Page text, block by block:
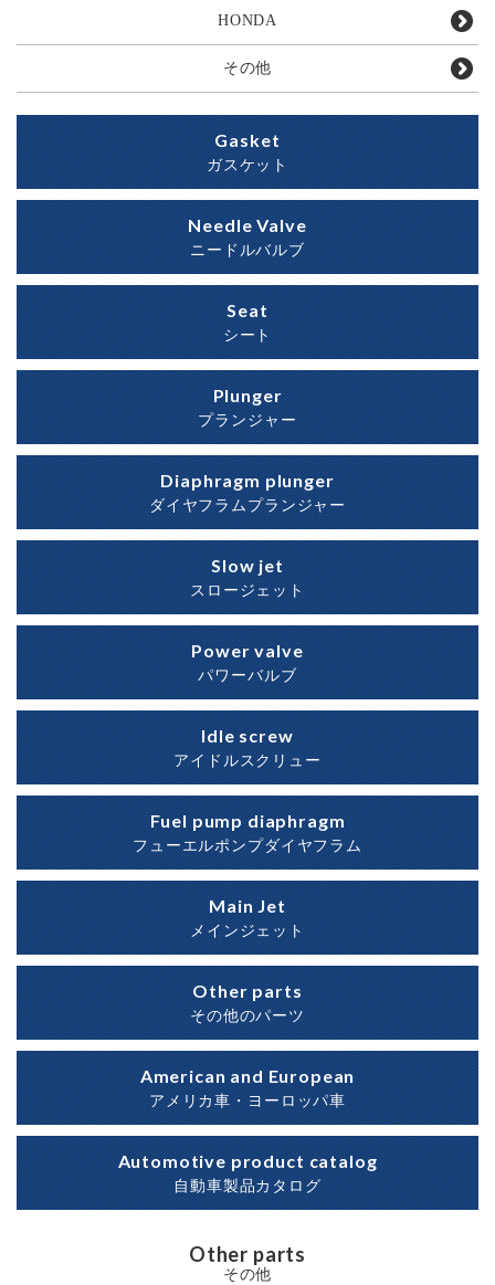
HONDA
その他
Gasket
ガスケット
Needle Valve
ニードルバルブ
Seat
シート
Plunger
プランジャー
Diaphragm plunger
ダイヤフラムプランジャー
Slow jet
スロージェット
Power valve
パワーバルブ
Idle screw
アイドルスクリュー
Fuel pump diaphragm
フューエルポンプダイヤフラム
Main Jet
メインジェット
Other parts
その他のパーツ
American and European
アメリカ車・ヨーロッパ車
Automotive product catalog
自動車製品カタログ
Other parts
その他